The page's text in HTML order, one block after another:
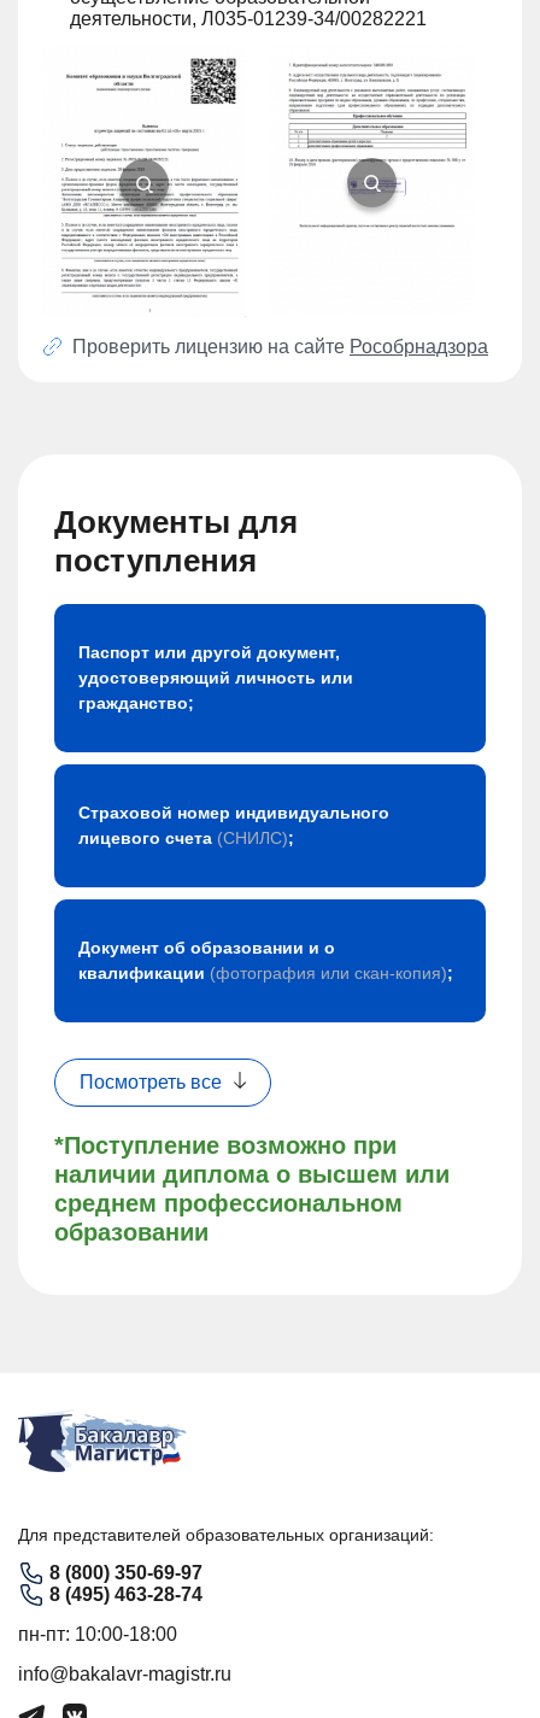
деятельности, Л035-01239-34/00282221
Проверить лицензию на сайте Рособрнадзора
Документы для
поступления
*Поступление возможно при
наличии диплома о высшем или
среднем профессиональном
образовании
Паспорт или другой документ,
удостоверяющий личность или
гражданство;
Страховой номер индивидуального
лицевого счета (СНИЛС);
Документ об образовании и о
квалификации (фотография или скан-копия);
Посмотреть все
Для представителей образовательных организаций:
8 (800) 350-69-97
8 (495) 463-28-74
пн-пт: 10:00-18:00
info@bakalavr-magistr.ru